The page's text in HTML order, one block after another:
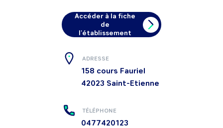
Accéder à la fiche
de
l'établissement
ADRESSE
158 cours Fauriel
42023 Saint-Etienne
TÉLÉPHONE
0477420123